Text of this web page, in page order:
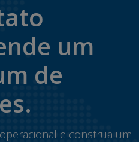
um
de
e construa um